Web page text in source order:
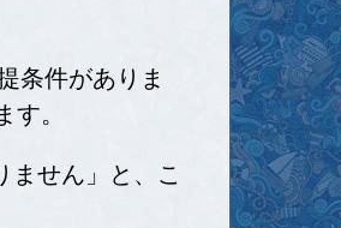
条件がありま
。
せん」と、こ